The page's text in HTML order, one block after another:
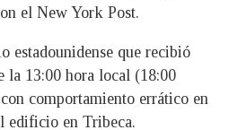
el New York Post.
estadounidense que recibió
la 13:00 hora local (18:00
comportamiento errático en
edificio en Tribeca.